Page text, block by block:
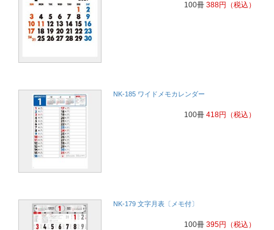
3か月カレンダーが便利だということで好評をいただいてます。
印刷業
に、去年と違うデザインを選択する場合に手順がわかりにくいため、
マイページからでも簡単に注文できるようにしてほしいです。
レンタカー業務
お客様の挨拶回りに使う為
デザイン、大きさ、見易さに目を引いたから
100冊 388円 （税込）
NK-185 ワイドメモカレンダー
100冊 418円 （税込）
NK-179 文字月表〔メモ付〕
100冊 395円 （税込）